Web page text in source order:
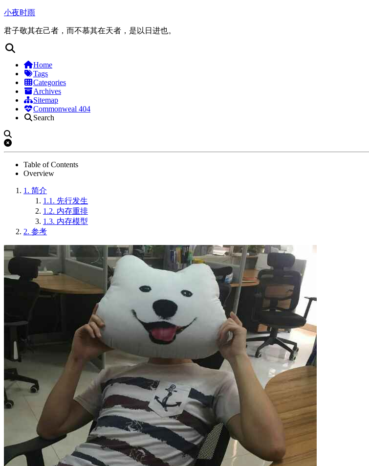
小夜时雨
君子敬其在己者，而不慕其在天者，是以日进也。
Home
Tags
Categories
Archives
Sitemap
Commonweal 404
Search
Table of Contents
Overview
1. 简介
1.1. 先行发生
1.2. 内存重排
1.3. 内存模型
2. 参考